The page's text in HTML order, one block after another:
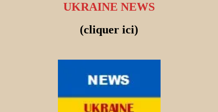
UKRAINE NEWS
(cliquer ici)